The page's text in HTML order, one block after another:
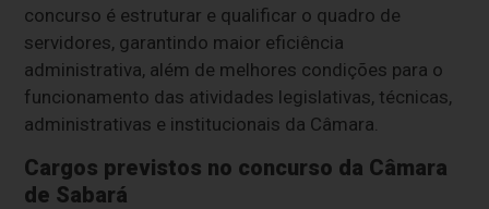
concurso é estruturar e qualificar o quadro de
servidores, garantindo maior eficiência
administrativa, além de melhores condições para o
funcionamento das atividades legislativas, técnicas,
administrativas e institucionais da Câmara.
Cargos previstos no concurso da Câmara
de Sabará